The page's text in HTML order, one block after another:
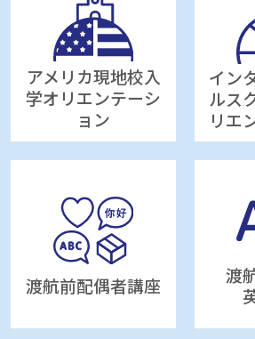
アメリカ現地校入
学オリエンテーシ
ョン
イン
ルス
リエ
渡航前配偶者講座
渡